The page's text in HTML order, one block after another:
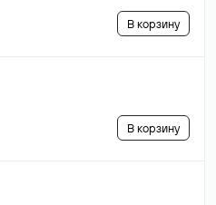
В корзину
В корзину